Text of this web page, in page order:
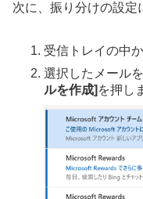
次に、振り分けの設定
受信トレイの中
選択したメール
ルを作成] を押し